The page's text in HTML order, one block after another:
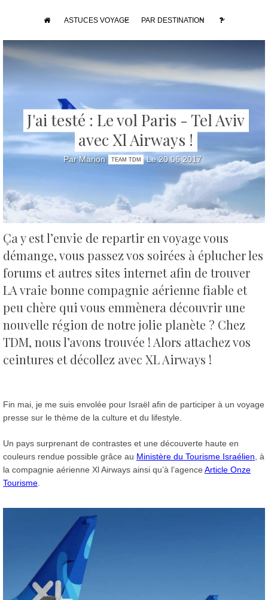
ASTUCES VOYAGE PAR DESTINATION
J'ai testé : Le vol Paris - Tel Aviv
avec Xl Airways !
Par Marion TEAM TDM Le 20 06 2017
Ça y est l’envie de repartir en voyage vous
démange, vous passez vos soirées à éplucher les
forums et autres sites internet afin de trouver
LA vraie bonne compagnie aérienne fiable et
peu chère qui vous emmènera découvrir une
nouvelle région de notre jolie planète ? Chez
TDM, nous l’avons trouvée !Alors attachez vos
ceintures et décollez avec XL Airways !
Fin mai, je me suis envolée pour Israël afin de participer à un voyage
presse sur le thème de la culture et du lifestyle.
Un pays surprenant de contrastes et une découverte haute en
couleurs rendue possible grâce au Ministère du Tourisme Israélien, à
la compagnie aérienne Xl Airways ainsi qu’à l’agence Article Onze
Tourisme.